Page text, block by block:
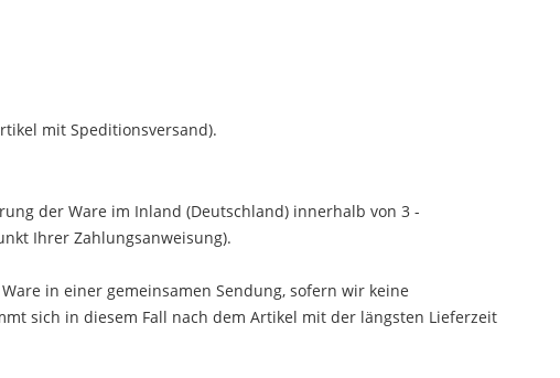
mit Speditionsversand).
der Ware im Inland (Deutschland) innerhalb von 3 -
Ihrer Zahlungsanweisung).
in einer gemeinsamen Sendung, sofern wir keine
sich in diesem Fall nach dem Artikel mit der längsten Lieferzeit